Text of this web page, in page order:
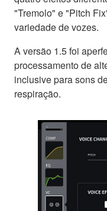
"Tremolo" e "Pitch
variedade de vozes.
A versão 1.5 foi
processamento de
inclusive para sons
respiração.